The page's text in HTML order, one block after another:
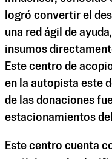
logró convertir el
una red ágil de
insumos
Este centro de
en la autopista este
de las donaciones
estacionamientos
Este centro cuenta